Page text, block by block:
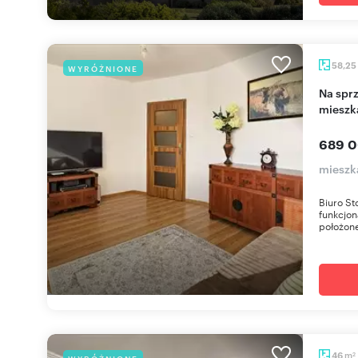
WYRÓŻNIONE 58,25
Na sprzedaż funkcjonalne 3-pokojowe
689
Biuro
46 m2